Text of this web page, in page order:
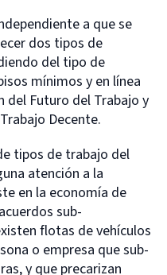
a que se
dos tipos de
del tipo de
mínimos y en línea
del Futuro del Trabajo y
Decente.
tipos de trabajo del
atención a la
en la economía de
sub-
flotas de vehículos
o empresa que sub-
y que precarizan